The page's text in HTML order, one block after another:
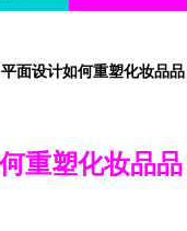
面设计如何重塑化妆品品
重塑化妆品品